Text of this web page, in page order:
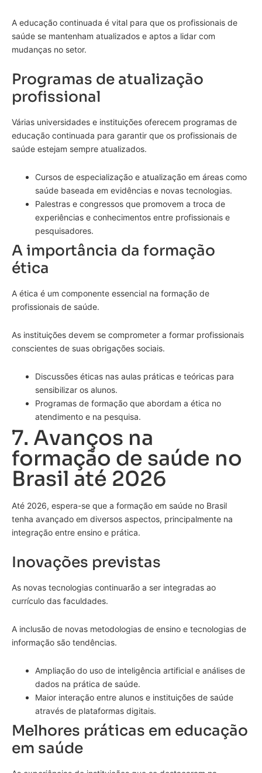
A educação continuada é vital para que os profissionais de
saúde se mantenham atualizados e aptos a lidar com
mudanças no setor.
Programas de atualização
profissional
Várias universidades e instituições oferecem programas de
educação continuada para garantir que os profissionais de
saúde estejam sempre atualizados.
Cursos de especialização e atualização em áreas como
saúde baseada em evidências e novas tecnologias.
Palestras e congressos que promovem a troca de
experiências e conhecimentos entre profissionais e
pesquisadores.
A importância da formação
ética
A ética é um componente essencial na formação de
profissionais de saúde.
As instituições devem se comprometer a formar profissionais
conscientes de suas obrigações sociais.
Discussões éticas nas aulas práticas e teóricas para
sensibilizar os alunos.
Programas de formação que abordam a ética no
atendimento e na pesquisa.
7. Avanços na
formação de saúde no
Brasil até 2026
Até 2026, espera-se que a formação em saúde no Brasil
tenha avançado em diversos aspectos, principalmente na
integração entre ensino e prática.
Inovações previstas
As novas tecnologias continuarão a ser integradas ao
currículo das faculdades.
A inclusão de novas metodologias de ensino e tecnologias de
informação são tendências.
Ampliação do uso de inteligência artificial e análises de
dados na prática de saúde.
Maior interação entre alunos e instituições de saúde
através de plataformas digitais.
Melhores práticas em educação
em saúde